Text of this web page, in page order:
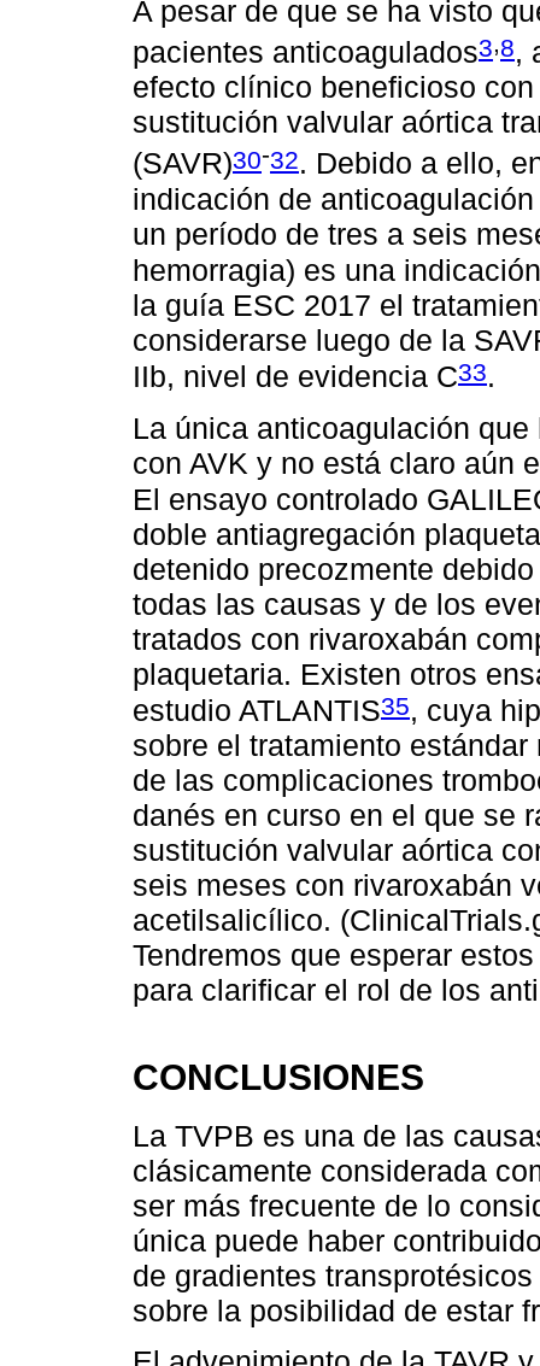
A pesar de que se ha visto
pacientes anticoagulados3,8,
efecto clínico beneficioso
sustitución valvular aórtica
(SAVR)30-32. Debido a ello,
indicación de
un período de tres a seis
hemorragia) es una
la guía ESC 2017 el
considerarse luego de la
IIb, nivel de evidencia C33.
La única anticoagulación
con AVK y no está claro aún
El ensayo controlado
doble antiagregación
detenido precozmente
todas las causas y de los
tratados con rivaroxabán
plaquetaria. Existen otros
estudio ATLANTIS35, cuya
sobre el tratamiento
de las complicaciones
danés en curso en el que se
sustitución valvular aórtica
seis meses con rivaroxabán
acetilsalicílico.
Tendremos que esperar
para clarificar el rol de los
CONCLUSIONES
La TVPB es una de las
clásicamente considerada
ser más frecuente de lo
única puede haber
de gradientes
sobre la posibilidad de estar